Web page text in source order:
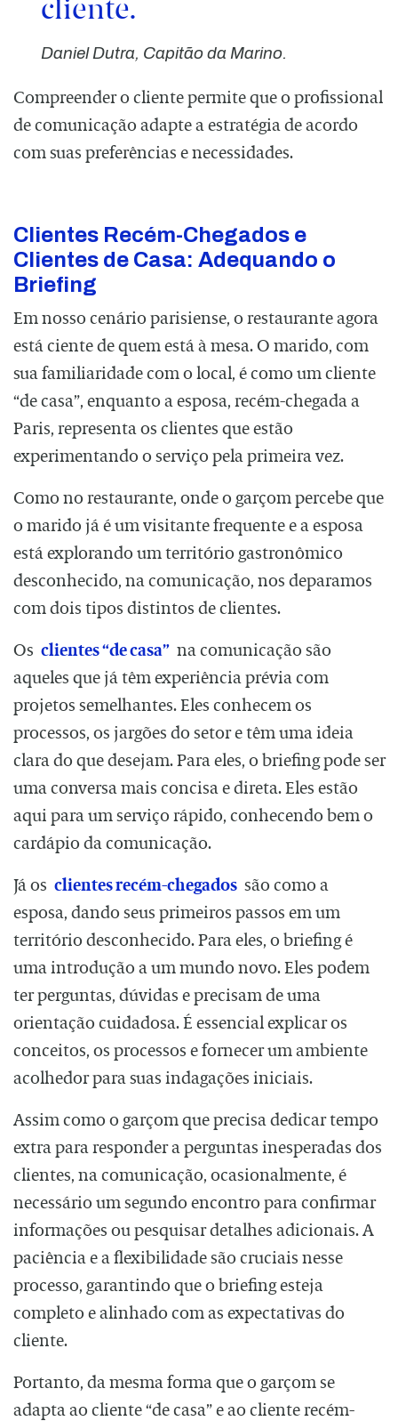
cliente.
Daniel Dutra, Capitão da Marino.
Compreender o cliente permite que o profissional
de comunicação adapte a estratégia de acordo
com suas preferências e necessidades.
Clientes Recém-Chegados e
Clientes de Casa: Adequando o
Briefing
Em nosso cenário parisiense, o restaurante agora
está ciente de quem está à mesa. O marido, com
sua familiaridade com o local, é como um cliente
“de casa”, enquanto a esposa, recém-chegada a
Paris, representa os clientes que estão
experimentando o serviço pela primeira vez.
Como no restaurante, onde o garçom percebe que
o marido já é um visitante frequente e a esposa
está explorando um território gastronômico
desconhecido, na comunicação, nos deparamos
com dois tipos distintos de clientes.
Os clientes “de casa” na comunicação são
aqueles que já têm experiência prévia com
projetos semelhantes. Eles conhecem os
processos, os jargões do setor e têm uma ideia
clara do que desejam. Para eles, o briefing pode ser
uma conversa mais concisa e direta. Eles estão
aqui para um serviço rápido, conhecendo bem o
cardápio da comunicação.
Já os clientes recém-chegados são como a
esposa, dando seus primeiros passos em um
território desconhecido. Para eles, o briefing é
uma introdução a um mundo novo. Eles podem
ter perguntas, dúvidas e precisam de uma
orientação cuidadosa. É essencial explicar os
conceitos, os processos e fornecer um ambiente
acolhedor para suas indagações iniciais.
Assim como o garçom que precisa dedicar tempo
extra para responder a perguntas inesperadas dos
clientes, na comunicação, ocasionalmente, é
necessário um segundo encontro para confirmar
informações ou pesquisar detalhes adicionais. A
paciência e a flexibilidade são cruciais nesse
processo, garantindo que o briefing esteja
completo e alinhado com as expectativas do
cliente.
Portanto, da mesma forma que o garçom se
adapta ao cliente “de casa” e ao cliente recém-